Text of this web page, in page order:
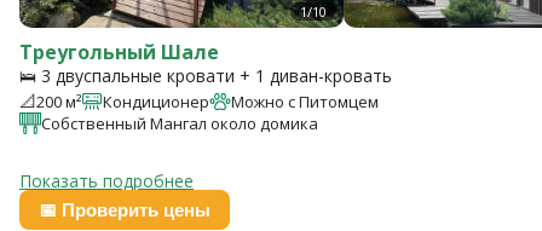
1/10
Треугольный Шале
🛌 3 двуспальные кровати + 1 диван-кровать
📐200 м² Кондиционер
Можно с Питомцем
Собственный Мангал около домика
Показать подробнее
📅 Проверить цены